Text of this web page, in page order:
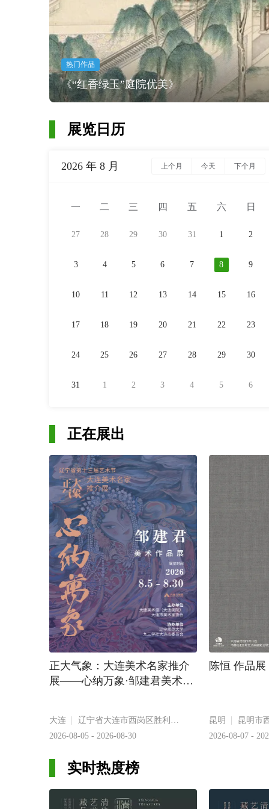
热门作品
《“红香绿玉”庭院优美》
展览日历
2026 年 8 月 上个月 今天 下个月
一 二 三 四 五 六 日
27 28 29 30 31 1 2
3 4 5 6 7 8 9
10 11 12 13 14 15 16
17 18 19 20 21 22 23
24 25 26 27 28 29 30
31 1 2 3 4 5 6
正在展出
正大气象：大连美术名家推介
展——心纳万象·邹建君美术作
大连
辽宁省大连市西岗区胜利街35号
2026-08-05 - 2026-08-30
陈恒 作品展
昆明
2026-08-07 -
实时热度榜